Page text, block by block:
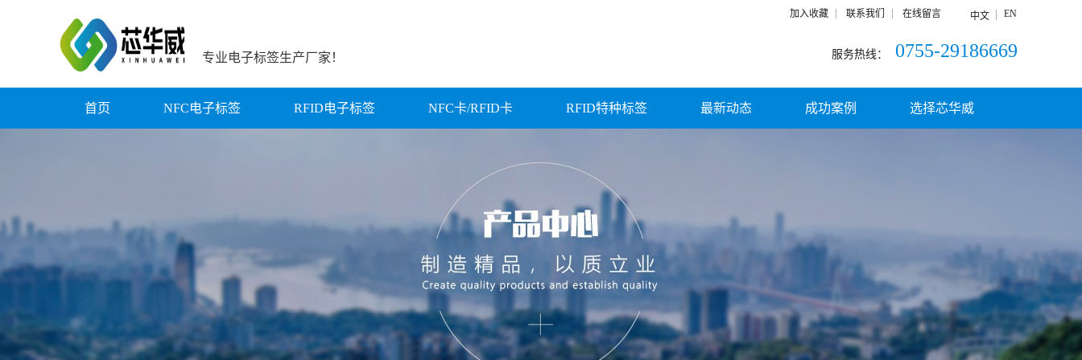
加入收藏 联系我们 在线留言 中文 EN
专业电子标签生产厂家！ 服务热线： 0755-29186669
首页 NFC电子标签 RFID电子标签 NFC卡/RFID卡 RFID特种标签 最新动态 成功案例 选择芯华威